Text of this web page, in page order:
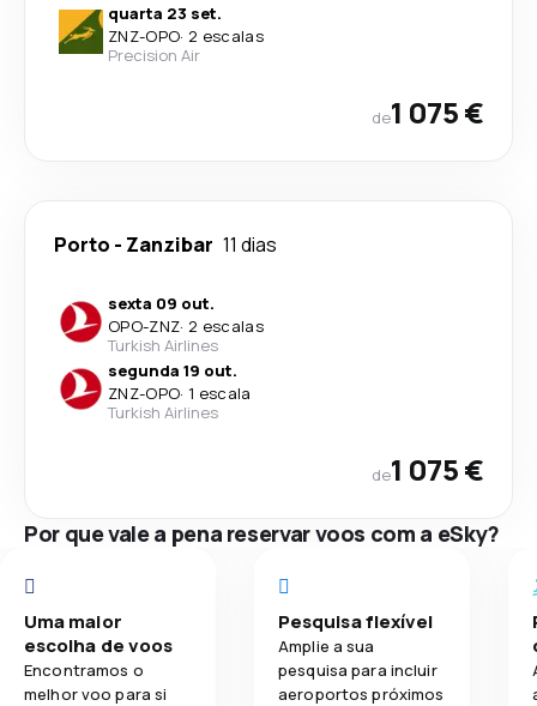
quarta 23 set.
ZNZ-OPO· 2 escalas
Precision Air
de1 075 €
Porto - Zanzibar 11 dias
sexta 09 out.
OPO-ZNZ· 2 escalas
Turkish Airlines
segunda 19 out.
ZNZ-OPO· 1 escala
Turkish Airlines
de1 075 €
Por que vale a pena reservar voos com a eSky?
Uma maior
escolha de voos
Encontramos o
melhor voo para si
Pesquisa flexível
Amplie a sua
pesquisa para incluir
aeroportos próximos